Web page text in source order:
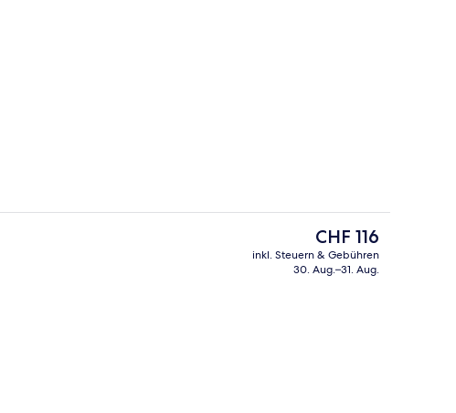
Terrasse/Patio
Der
aktuelle
Preis
CHF 116
inkl. Steuern & Gebühren
30. Aug.–31. Aug.